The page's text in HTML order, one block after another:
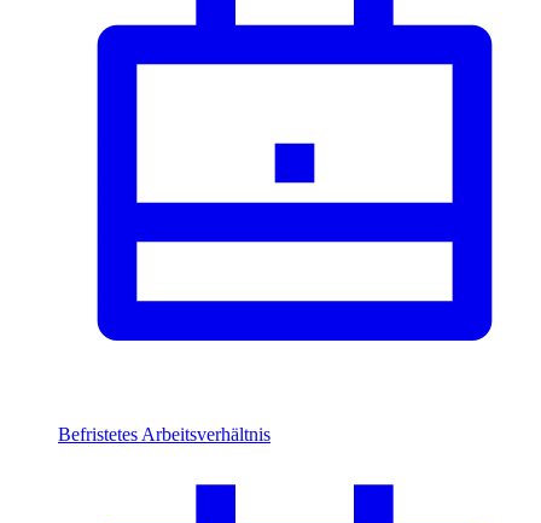
Befristetes Arbeitsverhältnis